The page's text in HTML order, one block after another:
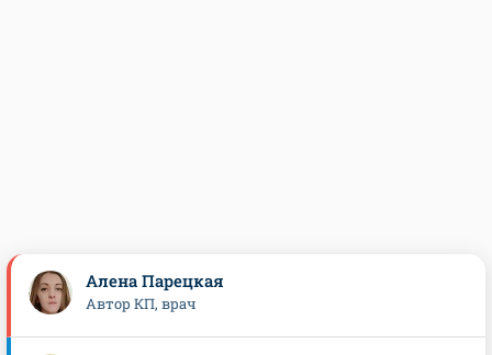
Алена Парецкая
Автор КП, врач